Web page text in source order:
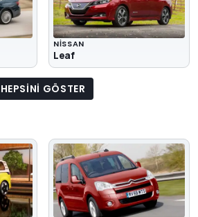
NISSAN
Leaf
HEPSINI GÖSTER